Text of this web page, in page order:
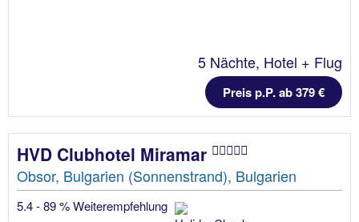
5 Nächte, Hotel + Flug
Preis p.P. ab 379 €
HVD Clubhotel Miramar
Obsor, Bulgarien (Sonnenstrand), Bulgarien
5.4 - 89 % Weiterempfehlung